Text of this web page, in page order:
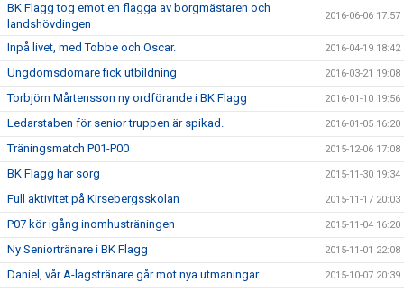
BK Flagg tog emot en flagga av borgmästaren och
landshövdingen
2016-06-06 17:57
Inpå livet, med Tobbe och Oscar. 2016-04-19 18:42
Ungdomsdomare fick utbildning 2016-03-21 19:08
Torbjörn Mårtensson ny ordförande i BK Flagg 2016-01-10 19:56
Ledarstaben för senior truppen är spikad. 2016-01-05 16:20
Träningsmatch P01-P00 2015-12-06 17:08
BK Flagg har sorg 2015-11-30 19:34
Full aktivitet på Kirsebergsskolan 2015-11-17 20:03
P07 kör igång inomhusträningen 2015-11-04 16:20
Ny Seniortränare i BK Flagg 2015-11-01 22:08
Daniel, vår A-lagstränare går mot nya utmaningar 2015-10-07 20:39